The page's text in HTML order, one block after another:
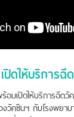
มเปิดให้บริการฉีดวั
วัคซีนฯ กับโรงพยาบ